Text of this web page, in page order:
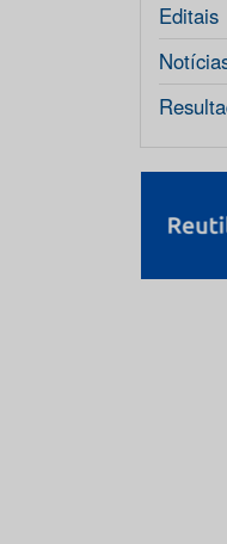
Editais